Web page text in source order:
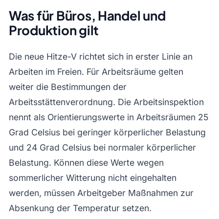
Was für Büros, Handel und
Produktion gilt
Die neue Hitze-V richtet sich in erster Linie an
Arbeiten im Freien. Für Arbeitsräume gelten
weiter die Bestimmungen der
Arbeitsstättenverordnung. Die Arbeitsinspektion
nennt als Orientierungswerte in Arbeitsräumen 25
Grad Celsius bei geringer körperlicher Belastung
und 24 Grad Celsius bei normaler körperlicher
Belastung. Können diese Werte wegen
sommerlicher Witterung nicht eingehalten
werden, müssen Arbeitgeber Maßnahmen zur
Absenkung der Temperatur setzen.